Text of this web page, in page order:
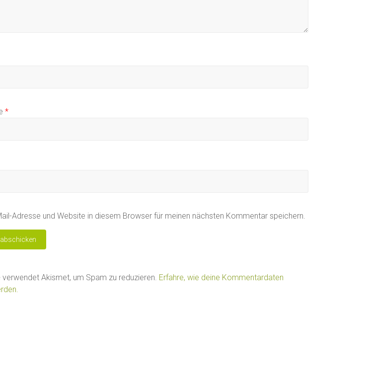
*
Adresse und Website in diesem Browser für meinen nächsten Kommentar speichern.
Akismet, um Spam zu reduzieren. Erfahre, wie deine Kommentardaten